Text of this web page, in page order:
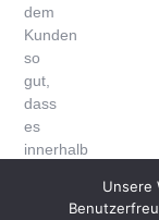
dem
Kunden
so
gut,
dass
es
innerhalb
Unsere